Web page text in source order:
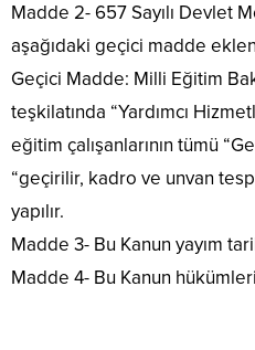
Madde 2- 657 Sayılı Devlet
aşağıdaki geçici madde
Geçici Madde: Milli Eğitim
teşkilatında “Yardımcı
eğitim çalışanlarının tümü
“geçirilir, kadro ve unvan
yapılır.
Madde 3- Bu Kanun yayım
Madde 4- Bu Kanun